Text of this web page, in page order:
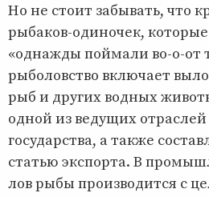
Но не стоит забывать, что
рыбаков-одиночек,
«однажды поймали во-о-от
рыболовство включает
рыб и других водных
одной из ведущих
государства, а также
статью экспорта. В
лов рыбы производится с